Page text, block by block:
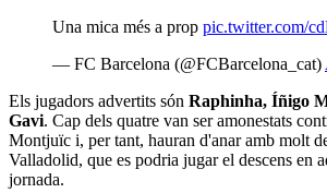
Una mica més a prop pic.twitter.com/
— FC Barcelona (@FCBarcelona_cat)
Els jugadors advertits són Raphinha, Íñigo
Gavi. Cap dels quatre van ser amonestats
Montjuïc i, per tant, hauran d'anar amb molt
Valladolid, que es podria jugar el descens en
jornada.